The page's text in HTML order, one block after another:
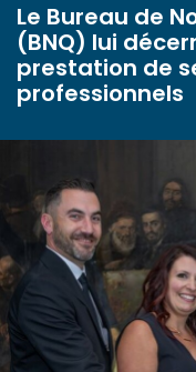
Le Bureau de
(BNQ) lui
prestation de
professionnels